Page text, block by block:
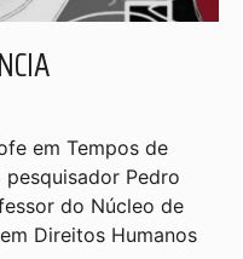
em Tempos de
pesquisador Pedro
do Núcleo de
Direitos Humanos